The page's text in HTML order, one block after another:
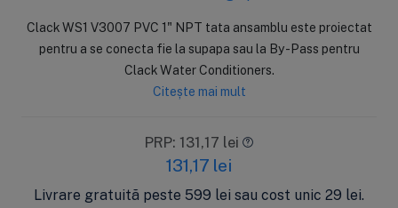
Clack WS1 V3007 PVC 1" NPT tata ansamblu este proiectat
pentru a se conecta fie la supapa sau la By-Pass pentru
Clack Water Conditioners.
Citește mai mult
PRP: 131,17 lei
131,17 lei
Livrare gratuită peste 599 lei sau cost unic 29 lei.